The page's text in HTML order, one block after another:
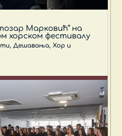
Марковић“ на
хорском фестивалу
, Дешавања,Хор и